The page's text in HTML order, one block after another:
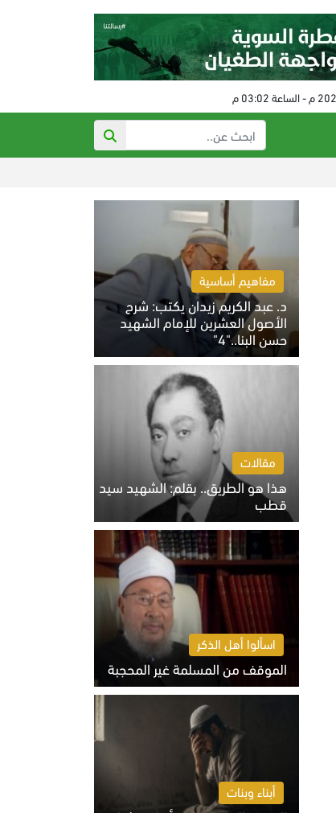
مفاهيم أساسية
د. عبد الكريم زيدان يكتب: شرح
الأصول العشرين للإمام الشهيد
حسن البنا.."4"
الخميس 6 أغسطس 2026 10:27 ص
مقالات
هذا هو الطريق.. بقلم: الشهيد سيد
قطب
الخميس 6 أغسطس 2026 10:52 ص
اسألوا أهل الذكر
الموقف من المسلمة غير المحجبة
الخميس 6 أغسطس 2026 10:45 ص
أبناء وبنات